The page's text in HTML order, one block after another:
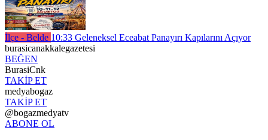
İlçe - Belde 10:33 Geleneksel Eceabat Panayırı Kapılarını Açıyor
burasicanakkalegazetesi
BEĞEN
BurasiCnk
TAKİP ET
medyabogaz
TAKİP ET
@bogazmedyatv
ABONE OL